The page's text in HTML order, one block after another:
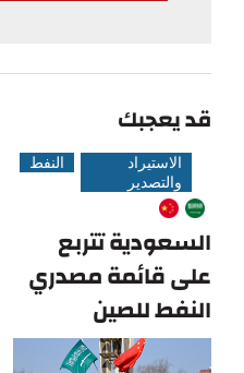
قد يعجبك
الاستيراد
والتصدير
النفط
السعودية تتربع
على قائمة مصدري
النفط للصين